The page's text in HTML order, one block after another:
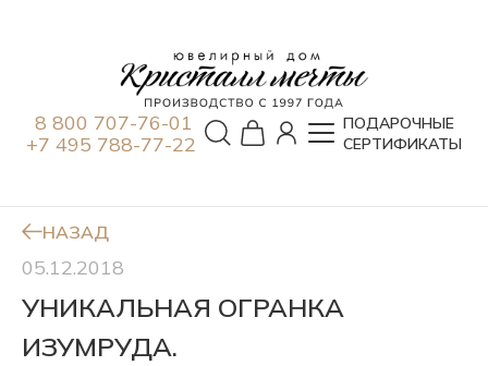
8 800 707-76-01
+7 495 788-77-22
ПОДАРОЧНЫЕ
СЕРТИФИКАТЫ
НАЗАД
05.12.2018
УНИКАЛЬНАЯ ОГРАНКА
ИЗУМРУДА.